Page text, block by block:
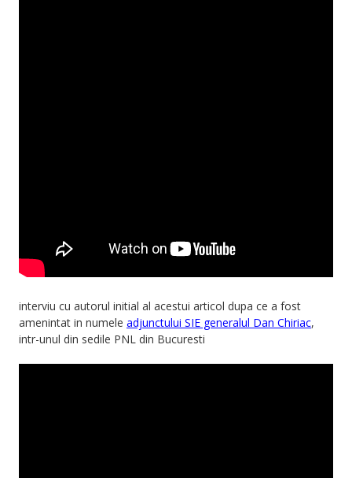
interviu cu autorul initial al acestui articol dupa ce a fost
amenintat in numele adjunctului SIE generalul Dan Chiriac,
intr-unul din sedile PNL din Bucuresti